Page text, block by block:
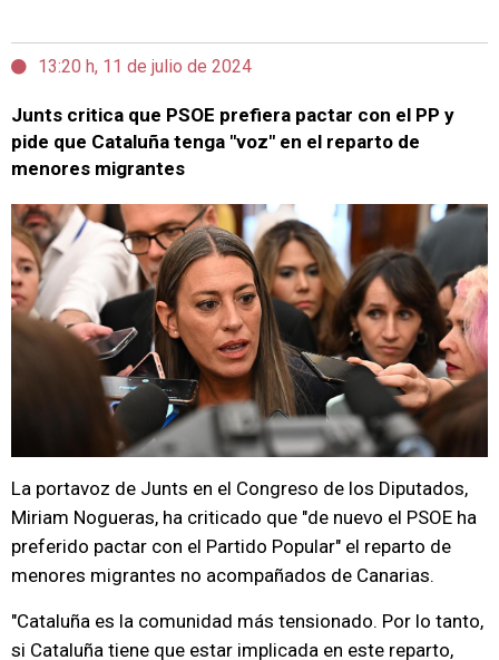
13:20 h, 11 de julio de 2024
Junts critica que PSOE prefiera pactar con el PP y
pide que Cataluña tenga "voz" en el reparto de
menores migrantes
La portavoz de Junts en el Congreso de los Diputados,
Miriam Nogueras, ha criticado que "de nuevo el PSOE ha
preferido pactar con el Partido Popular" el reparto de
menores migrantes no acompañados de Canarias.
"Cataluña es la comunidad más tensionado. Por lo tanto,
si Cataluña tiene que estar implicada en este reparto,